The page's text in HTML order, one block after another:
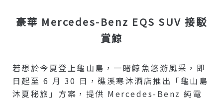
豪華 Mercedes-Benz EQS SUV 接駁
賞鯨
若想於今夏登上龜山島，一睹鯨魚悠游風采，即
日起至 6 月 30 日，礁溪寒沐酒店推出「龜山島
沐夏秘旅」方案，提供 Mercedes-Benz 純電